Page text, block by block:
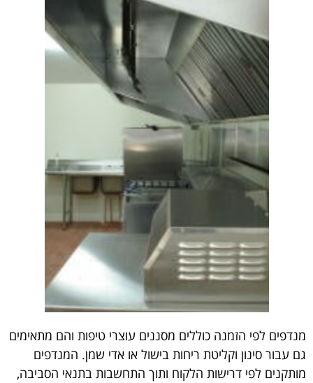
מנדפים לפי הזמנה כוללים מסננים עוצרי טיפות והם מתאימים
גם עבור סינון וקליטת ריחות בישול או אדי שמן. המנדפים
מותקנים לפי דרישות הלקוח ותוך התחשבות בתנאי הסביבה,